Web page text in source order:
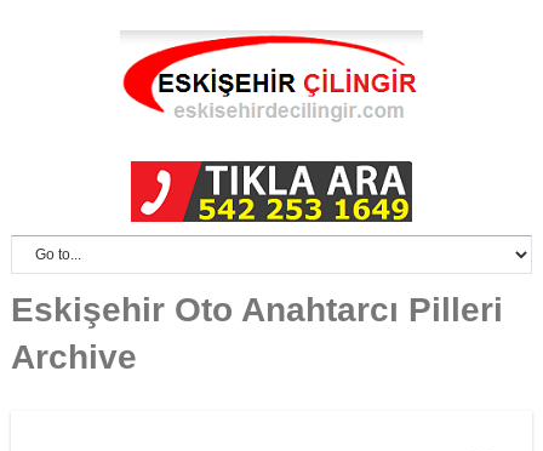
Eskişehir Oto Anahtarcı Pilleri
Archive